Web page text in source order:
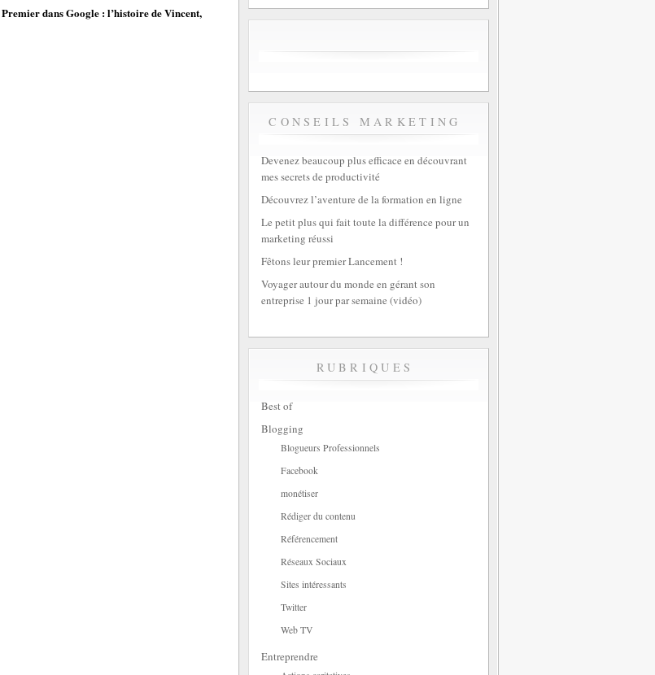
Premier dans Google : l’histoire de Vincent,
CONSEILS MARKETING
Devenez beaucoup plus efficace en découvrant
mes secrets de productivité
Découvrez l’aventure de la formation en ligne
Le petit plus qui fait toute la différence pour un
marketing réussi
Fêtons leur premier Lancement !
Voyager autour du monde en gérant son
entreprise 1 jour par semaine (vidéo)
RUBRIQUES
Best of
Blogging
Blogueurs Professionnels
Facebook
monétiser
Rédiger du contenu
Référencement
Réseaux Sociaux
Sites intéressants
Twitter
Web TV
Entreprendre